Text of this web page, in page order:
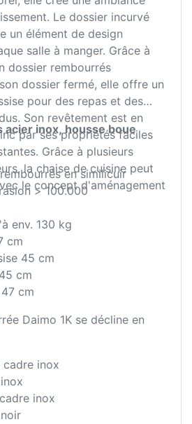
Le dossier incurvé
un élément de design
salle à manger. Grâce à
dossier rembourrés
dossier fermé, elle offre un
pour des repas et des
Son revêtement est en
par ses propriétés faciles
Grâce à plusieurs
la chaise de cuisine peut
le concept d'aménagement
acier inox, housse boue
en similicuir
> 100.000
env. 130 kg
cm
45 cm
cm
cm
Daimo 1K se décline en
cadre inox
inox